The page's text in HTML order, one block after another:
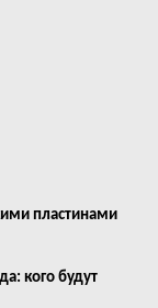
пластинами
кого будут